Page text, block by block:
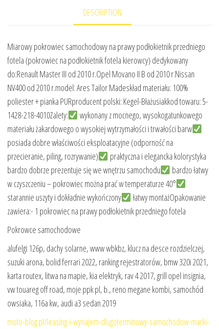
DESCRIPTION
Miarowy pokrowiec samochodowy na prawy podłokietnik przedniego
fotela (pokrowiec na podłokietnik fotela kierowcy) dedykowany
do:Renault Master III od 2010 r.Opel Movano II B od 2010 r.Nissan
NV400 od 2010 r.model: Ares Tailor Madeskład materiału: 100%
poliester + pianka PURproducent polski: Kegel-Błażusiakkod towaru: 5-
1428-218-4010Zalety:
wykonany z mocnego, wysokogatunkowego
materiału żakardowego o wysokiej wytrzymałości i trwałości barw
posiada dobre właściwości eksploatacyjne (odporność na
przecieranie, piling, rozrywanie)
praktyczna i elegancka kolorystyka
bardzo dobrze prezentuje się we wnętrzu samochodu
bardzo łatwy
w czyszczeniu – pokrowiec można prać w temperaturze 40°
starannie uszyty i dokładnie wykończony
łatwy montażOpakowanie
zawiera:- 1 pokrowiec na prawy podłokietnik przedniego fotela
Pokrowce samochodowe
alufelgi 126p, dachy solarne, www wbkbz, klucz na desce rozdzielczej,
suzuki arona, bolid ferrari 2022, ranking rejestratorów, bmw 320i 2021,
karta routex, litwa na mapie, kia elektryk, rav 4 2017, grill opel insignia,
vw touareg off road, moje ppk pl, b., reno megane kombi, samochód
owsiaka, 116a kw, audi a3 sedan 2019
moto-blog.pl/leasing-i-wynajem-dlugoterminowy-samochodow-marki-